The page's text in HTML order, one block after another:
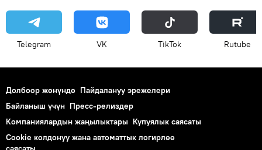
Telegram VK ТikТоk Rutube
Долбоор жөнүндө Пайдалануу эрежелери
Байланыш үчүн Пресс-релиздер
Компаниялардын жаңылыктары Купуялык саясаты
Cookie колдонуу жана автоматтык логирлөө